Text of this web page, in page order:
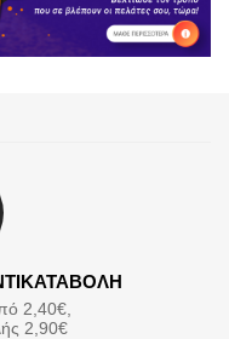
2,40€,
2,90€